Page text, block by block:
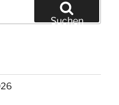
Suchen